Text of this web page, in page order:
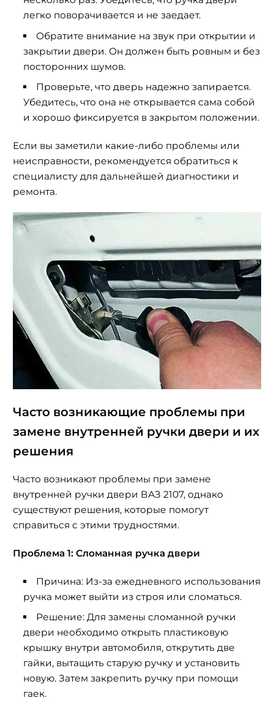
легко поворачивается и не заедает.
Обратите внимание на звук при открытии и
закрытии двери. Он должен быть ровным и без
посторонних шумов.
Проверьте, что дверь надежно запирается.
Убедитесь, что она не открывается сама собой
и хорошо фиксируется в закрытом положении.
Если вы заметили какие-либо проблемы или
неисправности, рекомендуется обратиться к
специалисту для дальнейшей диагностики и
ремонта.
Часто возникающие проблемы при
замене внутренней ручки двери и их
решения
Часто возникают проблемы при замене
внутренней ручки двери ВАЗ 2107, однако
существуют решения, которые помогут
справиться с этими трудностями.
Проблема 1: Сломанная ручка двери
Причина: Из-за ежедневного использования
ручка может выйти из строя или сломаться.
Решение: Для замены сломанной ручки
двери необходимо открыть пластиковую
крышку внутри автомобиля, открутить две
гайки, вытащить старую ручку и установить
новую. Затем закрепить ручку при помощи
гаек.